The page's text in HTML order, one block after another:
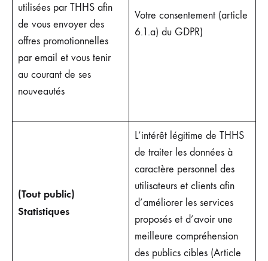
utilisées par THHS afin
de vous envoyer des
offres promotionnelles
par email et vous tenir
au courant de ses
nouveautés
Votre consentement (article
6.1.a) du GDPR)
(Tout public)
Statistiques
L’intérêt légitime de THHS
de traiter les données à
caractère personnel des
utilisateurs et clients afin
d’améliorer les services
proposés et d’avoir une
meilleure compréhension
des publics cibles (Article